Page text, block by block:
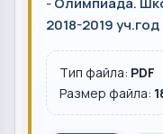
2018-2019 уч.год
Тип файла: PDF
Размер файла: